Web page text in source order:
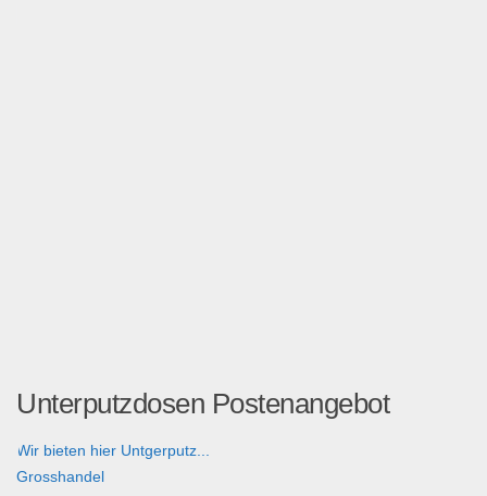
Unterputzdosen Postenangebot
Wir bieten hier Untgerputz...
Grosshandel